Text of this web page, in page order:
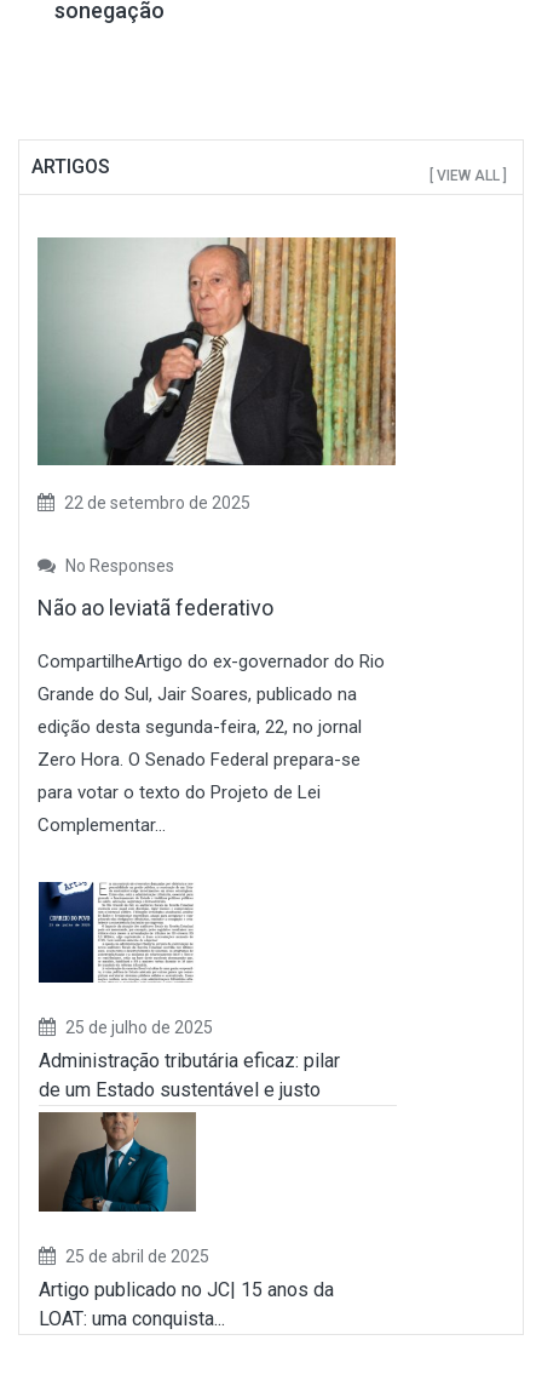
sonegação
ARTIGOS [ VIEW ALL ]
22 de setembro de 2025
No Responses
Não ao leviatã federativo
CompartilheArtigo do ex-governador do Rio
Grande do Sul, Jair Soares, publicado na
edição desta segunda-feira, 22, no jornal
Zero Hora. O Senado Federal prepara-se
para votar o texto do Projeto de Lei
Complementar...
25 de julho de 2025
Administração tributária eficaz: pilar
de um Estado sustentável e justo
25 de abril de 2025
Artigo publicado no JC| 15 anos da
LOAT: uma conquista...